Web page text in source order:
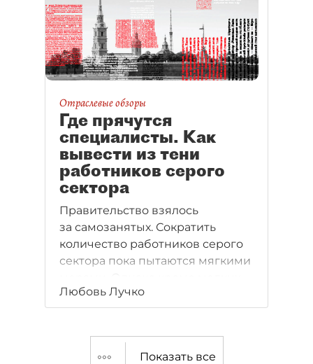
Отраслевые обзоры
Где прячутся
специалисты. Как
вывести из тени
работников серого
сектора
Правительство взялось
за самозанятых. Сократить
количество работников серого
сектора пока пытаются мягкими
дельцов и людей, оказывающих
услуги на дому, в тени
бизнесу специалисты.
Любовь Лучко
Показать все